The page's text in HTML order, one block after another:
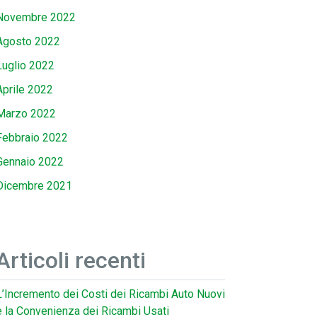
2022
2022
2022
2022
2022
2022
2022
2021
recenti
dei Costi dei Ricambi Auto Nuovi
la Convenienza dei Ricambi Usati